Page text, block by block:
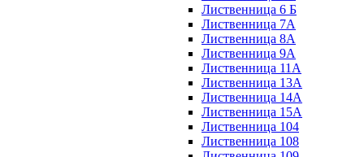
Лиственница 6 Б
Лиственница 7А
Лиственница 8А
Лиственница 9А
Лиственница 11А
Лиственница 13А
Лиственница 14А
Лиственница 15А
Лиственница 104
Лиственница 108